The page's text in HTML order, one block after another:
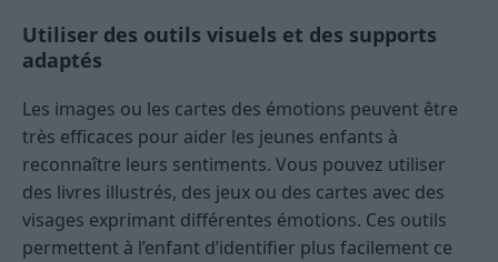
Utiliser des outils visuels et des supports
adaptés
Les images ou les cartes des émotions peuvent être
très efficaces pour aider les jeunes enfants à
reconnaître leurs sentiments. Vous pouvez utiliser
des livres illustrés, des jeux ou des cartes avec des
visages exprimant différentes émotions. Ces outils
permettent à l’enfant d’identifier plus facilement ce